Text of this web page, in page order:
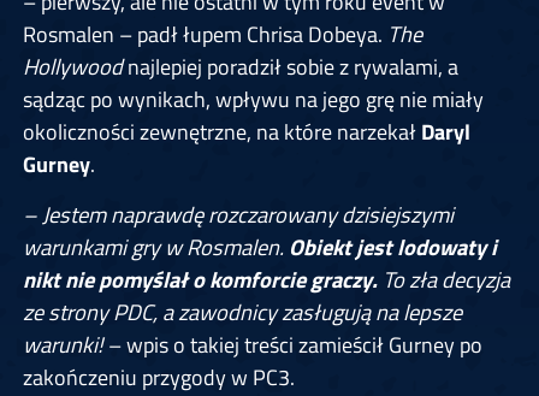
Rosmalen – padł łupem Chrisa Dobeya. The
Hollywoodnajlepiej poradził sobie z rywalami, a
sądząc po wynikach, wpływu na jego grę nie miały
okoliczności zewnętrzne, na które narzekałDaryl
Gurney.
– Jestem naprawdę rozczarowany dzisiejszymi
warunkami gry w Rosmalen. Obiekt jest lodowaty i
nikt nie pomyślał o komforcie graczy.To zła decyzja
ze strony PDC, a zawodnicy zasługują na lepsze
warunki!– wpis o takiej treści zamieścił Gurney po
zakończeniu przygody w PC3.